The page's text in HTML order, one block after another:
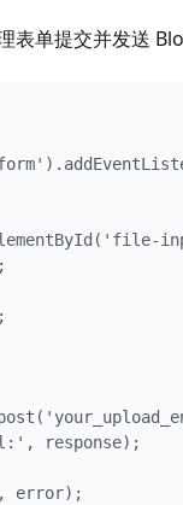
表单提交并发送
response);
error);